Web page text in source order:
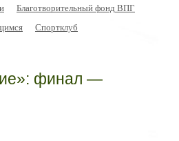
Благотворительный фонд ВПГ
Спортклуб
финал —